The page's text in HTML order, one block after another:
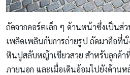
ถัดจากคอร์ตเล็ก ๆ ด้านหน้าซึ่งเป็นส่
เพลิดเพลินกับการถ่ายรูป ถัดมาคือที่
หินปูสลับหญ้าเขียวสวย สำหรับลูกค้า
ภายนอก และเมื่อเดินอ้อมไปยังด้านห